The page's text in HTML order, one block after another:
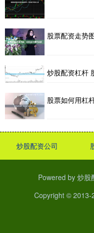
股票配资走势
炒股配资杠杆
股票如何用杠
炒股配资公司
Powered by 炒股
Copyright © 2013-